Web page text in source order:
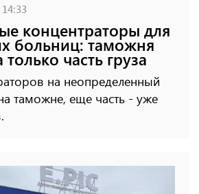
концентраторы для
больниц: таможня
часть груза
на неопределенный
таможне, еще часть - уже